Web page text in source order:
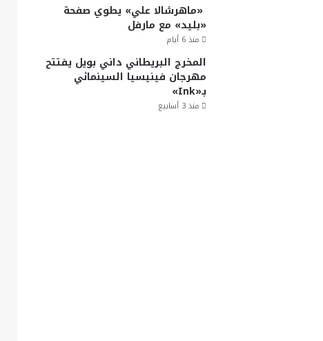
«ماهرشالا علي» يطوي صفحة
«بليد» مع مارفل
منذ 6 أيام
المخرج البريطاني داني بويل يفتتح
مهرجان فينيسيا السينمائي
بـ«Ink»
منذ 3 أسابيع